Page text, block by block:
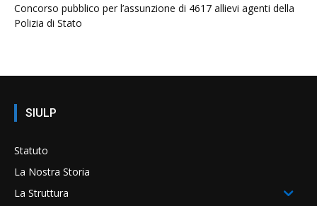
Concorso pubblico per l’assunzione di 4617 allievi agenti della
Polizia di Stato
SIULP
Statuto
La Nostra Storia
La Struttura